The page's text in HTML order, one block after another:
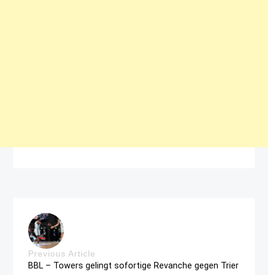
Previous Article
BBL – Towers gelingt sofortige Revanche gegen Trier